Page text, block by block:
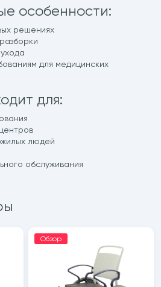
особенности:
решениях
для медицинских
для:
людей
обслуживания
Обзор